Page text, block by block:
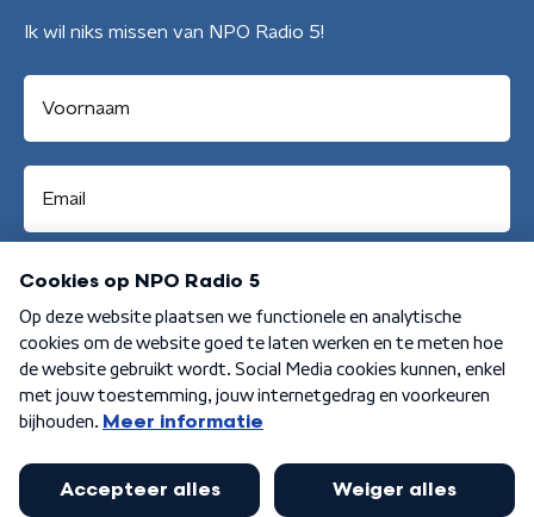
Ik wil niks missen van NPO Radio 5!
Aanmelden
Algemene voorwaarden Privacybeleid